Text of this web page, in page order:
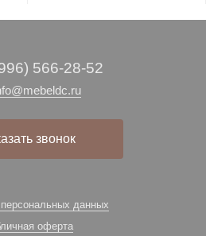
566-28-52
звонок
данных
оферта